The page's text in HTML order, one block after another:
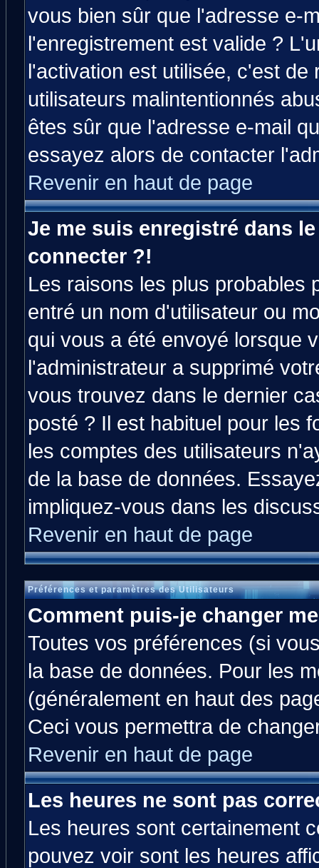
vous bien sûr que l'adresse e-
l'enregistrement est valide ?
l'activation est utilisée, c'est
utilisateurs malintentionnés
êtes sûr que l'adresse e-mail
essayez alors de contacter
Revenir en haut de page
Je me suis enregistré dans
connecter ?!
Les raisons les plus probables
entré un nom d'utilisateur ou
qui vous a été envoyé lorsque
l'administrateur a supprimé
vous trouvez dans le dernier
posté ? Il est habituel pour les
les comptes des utilisateurs
de la base de données.
impliquez-vous dans les
Revenir en haut de page
Préférences et paramètres des Utilisateurs
Comment puis-je changer
Toutes vos préférences (si
la base de données. Pour les
(généralement en haut des
Ceci vous permettra de
Revenir en haut de page
Les heures ne sont pas
Les heures sont certainement
pouvez voir sont les heures